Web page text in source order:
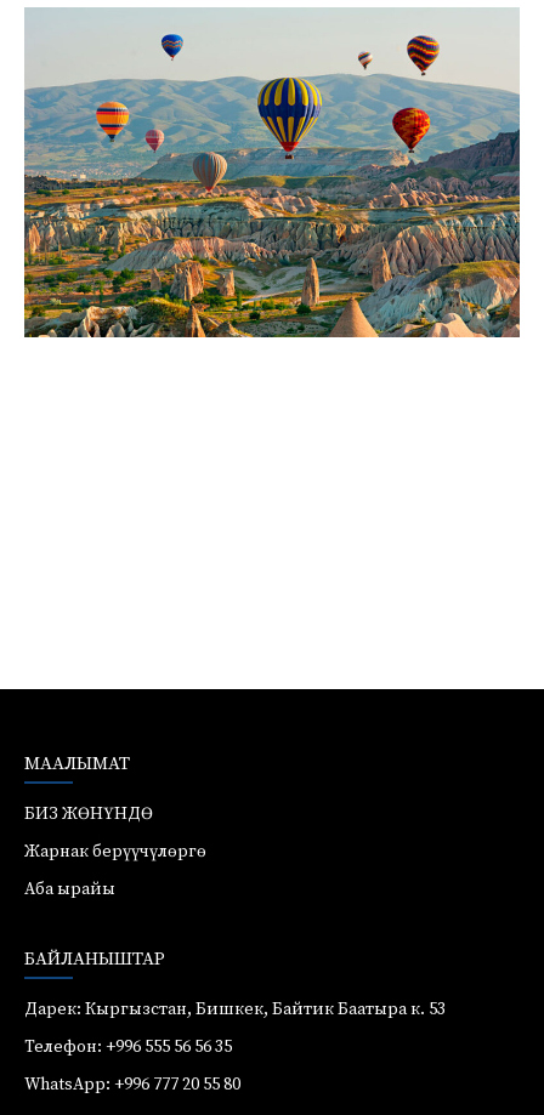
МААЛЫМАТ
БИЗ ЖӨНҮНДӨ
Жарнак берүүчүлөргө
Аба ырайы
БАЙЛАНЫШТАР
Дарек: Кыргызстан, Бишкек, Байтик Баатыра к. 53
Телефон: +996 555 56 56 35
WhatsApp: +996 777 20 55 80